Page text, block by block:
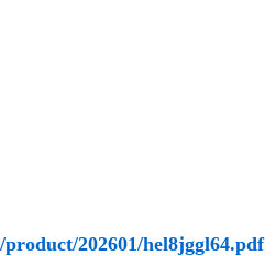
202601/hel8jggl64.pdf